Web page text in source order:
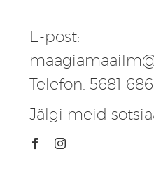
E-post:
Telefon: 5681
Jälgi meid